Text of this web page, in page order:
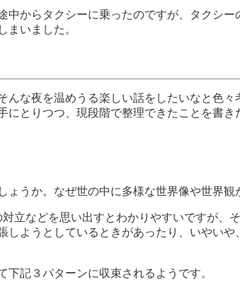
中からタクシーに乗ったのですが、タクシ
まいました。
んな夜を温めうる楽しい話をしたいなと色
とりつつ、現段階で整理できたことを書き
ょうか。なぜ世の中に多様な世界像や世界
立などを思い出すとわかりやすいですが
しようとしているときがあったり、いやい
下記３パターンに収束されるようです。